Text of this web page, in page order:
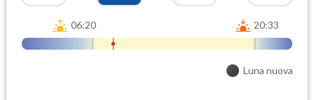
06:20 20:33
Luna nuova